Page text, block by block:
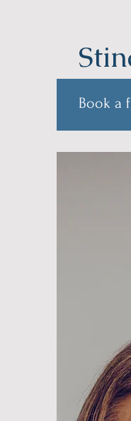
Book a